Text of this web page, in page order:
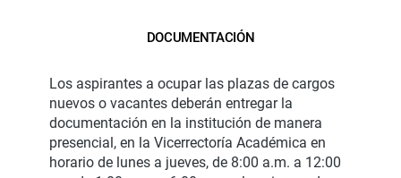
DOCUMENTACIÓN
Los aspirantes a ocupar las plazas de cargos
nuevos o vacantes deberán entregar la
documentación en la institución de manera
presencial, en la Vicerrectoría Académica en
horario de lunes a jueves, de 8:00 a.m. a 12:00